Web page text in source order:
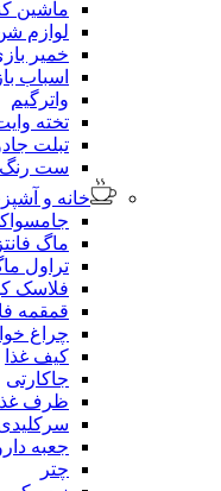
ماشین کنترلی
لوازم شن بازی
خمیر بازی
اسباب بازی فکری
تخته وایت برد
تبلت جادویی
ست رنگ آمیزی
خانه و آشپزخانه
جامسواکی
ماگ فانتزی
تراول ماگ
فلاسک کوچک
قمقمه فانتزی
چراغ خواب